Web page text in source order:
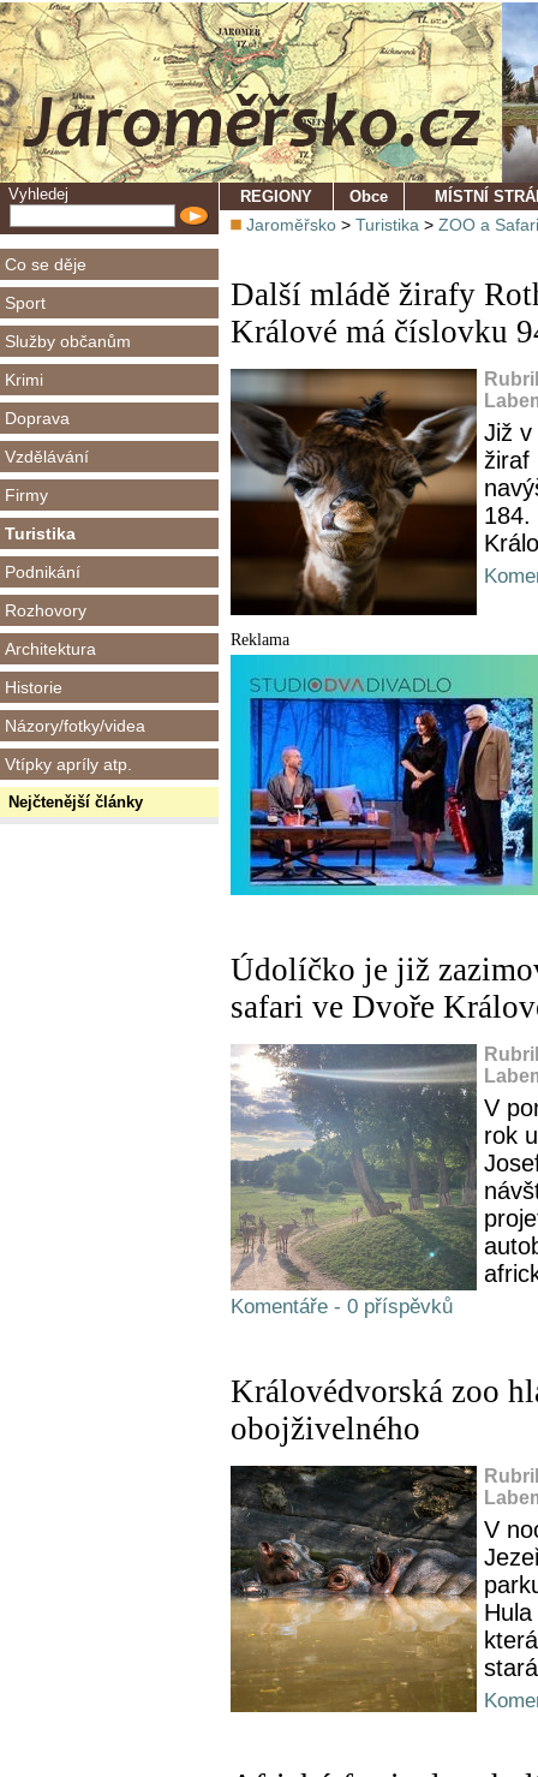
Vyhledej
Co se děje
Sport
Služby občanům
Krimi
Doprava
Vzdělávání
Firmy
Turistika
Podnikání
Rozhovory
Architektura
Historie
Názory/fotky/videa
Vtípky apríly atp.
Nejčtenější články
REGIONY Obce MÍSTNÍ
Jaroměřsko > Turistika > ZOO a Safari
Další mládě žirafy
Králové má číslovku
Již
žiraf
184.
Reklama
Údolíčko je již
safari ve Dvoře
V
rok
Komentáře - 0 příspěvků
Královédvorská zoo
obojživelného
V